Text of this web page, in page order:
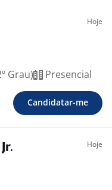
Hoje
Grau) Presencial
Candidatar-me
Hoje